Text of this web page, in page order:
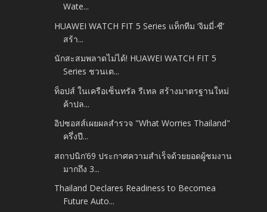
Wate...
HUAWEI WATCH FIT 5 Series แท็กทีม ‘จิมมี่-ซี’
สร้า...
นักสะสมพลาดไม่ได้! HUAWEI WATCH FIT 5
Series ชวนเต...
ท็อปส์ ในเครือเซ็นทรัล รีเทล สร้างมาตรฐานใหม่
ค้าปล...
อิปซอสส์เผยผลสำรวจ "What Worries Thailand"
ครึ่งปี...
สถาปนิก’69 ประกาศความสำเร็จด้วยยอดผู้ชมงาน
มากถึง 3...
Thailand Declares Readiness to Becomea
Future Auto...